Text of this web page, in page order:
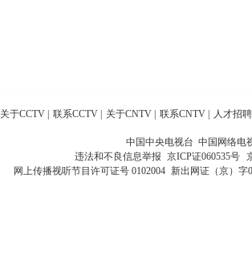
关于CCTV 联系CCTV 关于CNTV 联系CNTV 人才招聘
中国中央电视台 中国网络电
违法和不良信息举报 京ICP证060535号
网上传播视听节目许可证号 0102004 新出网证（京）